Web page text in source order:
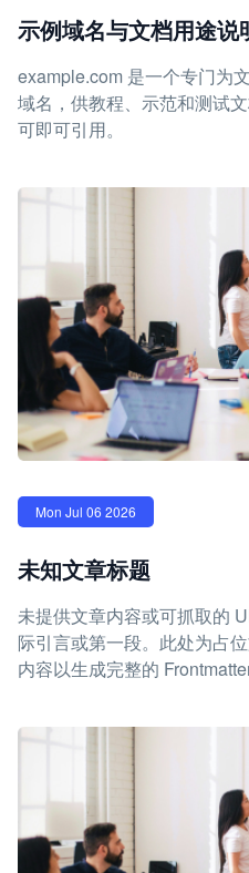
示例域名与文档用途说
example.com 是一个专门为
域名，供教程、示范和测试
可即可引用。
Mon Jul 06 2026
未知文章标题
未提供文章内容或可抓取的
际引言或第一段。此处为占
内容以生成完整的 Frontmatter